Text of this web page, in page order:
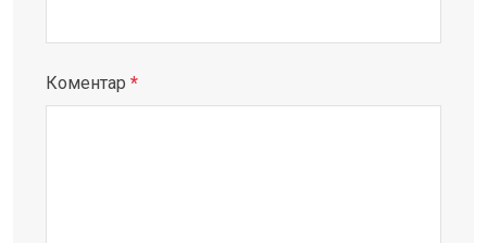
Коментар *